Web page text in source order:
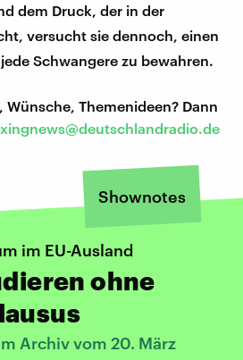
dem Druck, der in der
versucht sie dennoch, einen
Schwangere zu bewahren.
Themenideen? Dann
Shownotes
im EU-Ausland
ohne
Archiv vom 20. März